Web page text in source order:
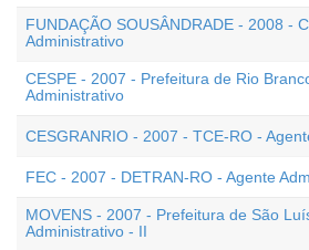
FUNDAÇÃO SOUSÂNDRADE - 2008 -
Administrativo
CESPE - 2007 - Prefeitura de Rio
Administrativo
CESGRANRIO - 2007 - TCE-RO -
FEC - 2007 - DETRAN-RO - Agente
MOVENS - 2007 - Prefeitura de São
Administrativo - II